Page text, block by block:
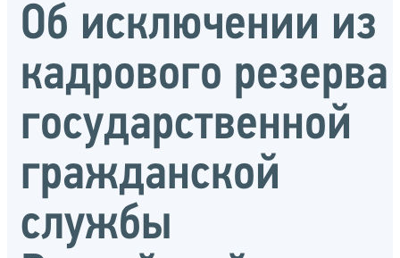
Об исключении из
кадрового резерва
государственной
гражданской
службы